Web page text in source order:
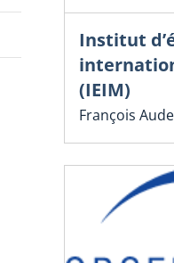
Institut
(IEIM)
François